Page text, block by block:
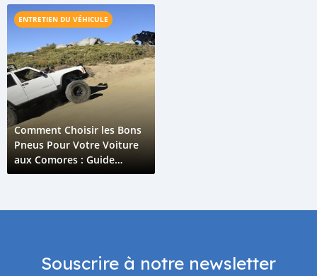
ENTRETIEN DU VÉHICULE
Comment Choisir les Bons
Pneus Pour Votre Voiture
aux Comores : Guide
Ultime
Souscrire à notre newsletter